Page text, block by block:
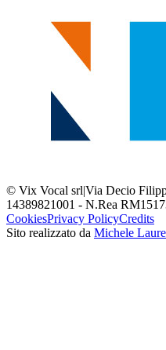
© Vix Vocal srl|Via Decio
14389821001 - N.Rea
CookiesPrivacy PolicyCredits
Sito realizzato da Michele